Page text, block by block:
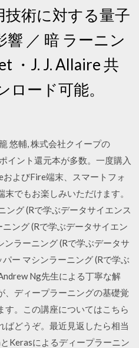
術に対する量子
／ 暗 ラーニン
・J. J. Allaire 共
ード可能。
悠輔, 株式会社クイープの
イント還元本が多数。一度購入
よびFire端末、スマートフォ
でもお楽しみいただけます。
ング (Rで学ぶデータサイエンス
ング (Rで学ぶデータサイエン
ンラーニング (Rで学ぶデータサ
ー マシンラーニング (Rで学ぶ
Ng先生による丁寧な解
、ディープラーニングの基礎覚
す。この講座についてはこちら
ばどうぞ。最近見返したら相当
Kerasによるディープラーニン